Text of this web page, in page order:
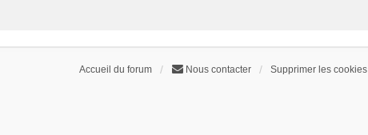
Accueil du forum Nous contacter Supprimer les cookies